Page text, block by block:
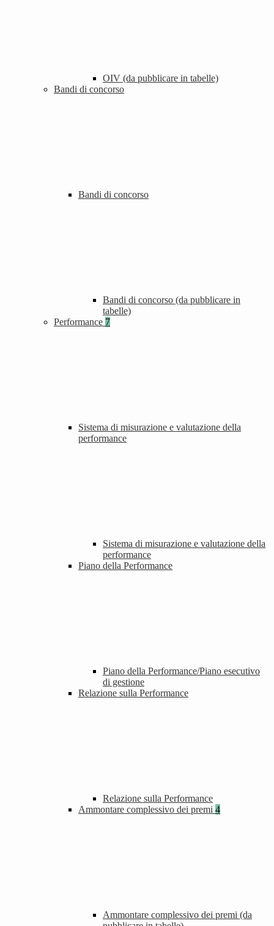
OIV (da pubblicare in tabelle)
Bandi di concorso
Bandi di concorso
Bandi di concorso (da pubblicare in
tabelle)
Performance 7
Sistema di misurazione e valutazione della
performance
Sistema di misurazione e valutazione della
performance
Piano della Performance
Piano della Performance/Piano esecutivo
di gestione
Relazione sulla Performance
Relazione sulla Performance
Ammontare complessivo dei premi 4
Ammontare complessivo dei premi (da